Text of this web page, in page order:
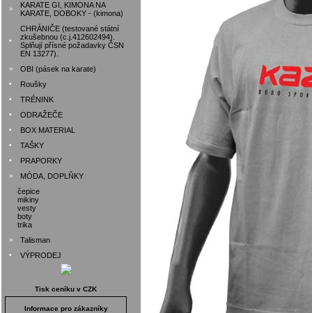
»
KARATE GI, KIMONA NA
KARATE, DOBOKY - (kimona)
•
CHRÁNIČE (testované státní
zkušebnou (c.j.412602494).
Splňují přísné požadavky ČSN
EN 13277).
» OBI (pásek na karate)
• Roušky
• TRÉNINK
• ODRAŽEČE
• BOX MATERIAL
• TAŠKY
• PRAPORKY
»
MÓDA, DOPLŇKY
čepice
mikiny
vesty
boty
trika
» Talisman
• VÝPRODEJ
Tisk ceníku v CZK
Informace pro zákazníky